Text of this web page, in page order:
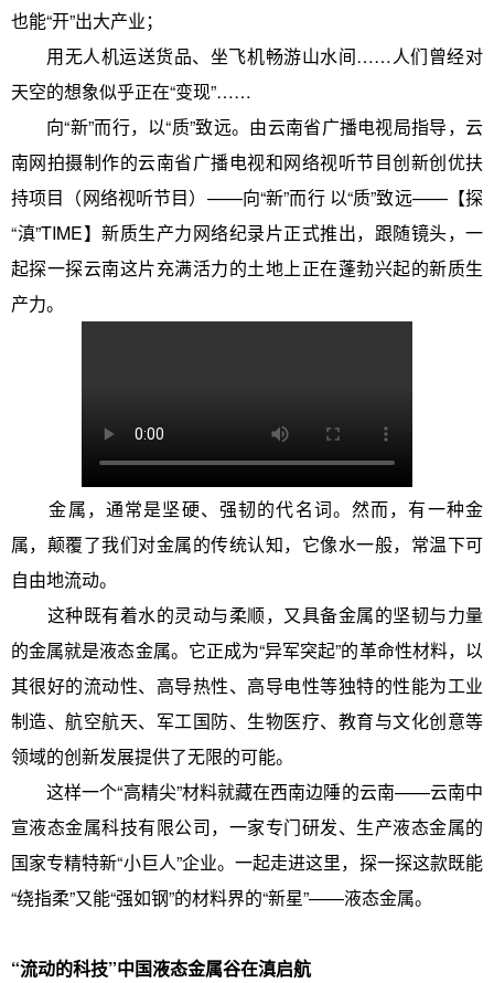
也能“开”出大产业；
用无人机运送货品、坐飞机畅游山水间……人们曾经对
天空的想象似乎正在“变现”……
向“新”而行，以“质”致远。由云南省广播电视局指导，云
南网拍摄制作的云南省广播电视和网络视听节目创新创优扶
持项目（网络视听节目）——向“新”而行 以“质”致远——【探
“滇”TIME】新质生产力网络纪录片正式推出，跟随镜头，一
起探一探云南这片充满活力的土地上正在蓬勃兴起的新质生
产力。
金属，通常是坚硬、强韧的代名词。然而，有一种金
属，颠覆了我们对金属的传统认知，它像水一般，常温下可
自由地流动。
这种既有着水的灵动与柔顺，又具备金属的坚韧与力量
的金属就是液态金属。它正成为“异军突起”的革命性材料，以
其很好的流动性、高导热性、高导电性等独特的性能为工业
制造、航空航天、军工国防、生物医疗、教育与文化创意等
领域的创新发展提供了无限的可能。
这样一个“高精尖”材料就藏在西南边陲的云南——云南中
宣液态金属科技有限公司，一家专门研发、生产液态金属的
国家专精特新“小巨人”企业。一起走进这里，探一探这款既能
“绕指柔”又能“强如钢”的材料界的“新星”——液态金属。
“流动的科技”中国液态金属谷在滇启航